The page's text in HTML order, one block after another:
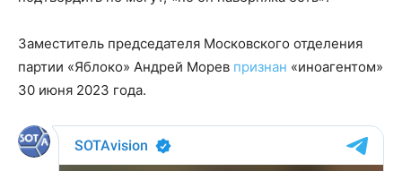
Заместитель председателя Московского отделения
партии «Яблоко» Андрей Морев признан «иноагентом»
30 июня 2023 года.